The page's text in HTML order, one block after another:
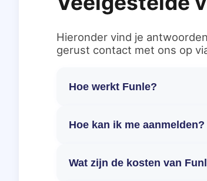
Hieronder vind je
gerust contact met ons op
Hoe werkt Funle?
Hoe kan ik me aanmelden?
Wat zijn de kosten van